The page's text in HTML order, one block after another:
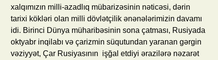
xalqımızın milli-azadlıq mübarizəsinin nəticəsi, dərin
tarixi kökləri olan milli dövlətçilik ənənələrimizin davamı
idi. Birinci Dünya müharibəsinin sona çatması, Rusiyada
oktyabr inqilabı və çarizmin süqutundan yaranan gərgin
vəziyyət, Çar Rusiyasının işğal etdiyi ərazilərə nəzarət